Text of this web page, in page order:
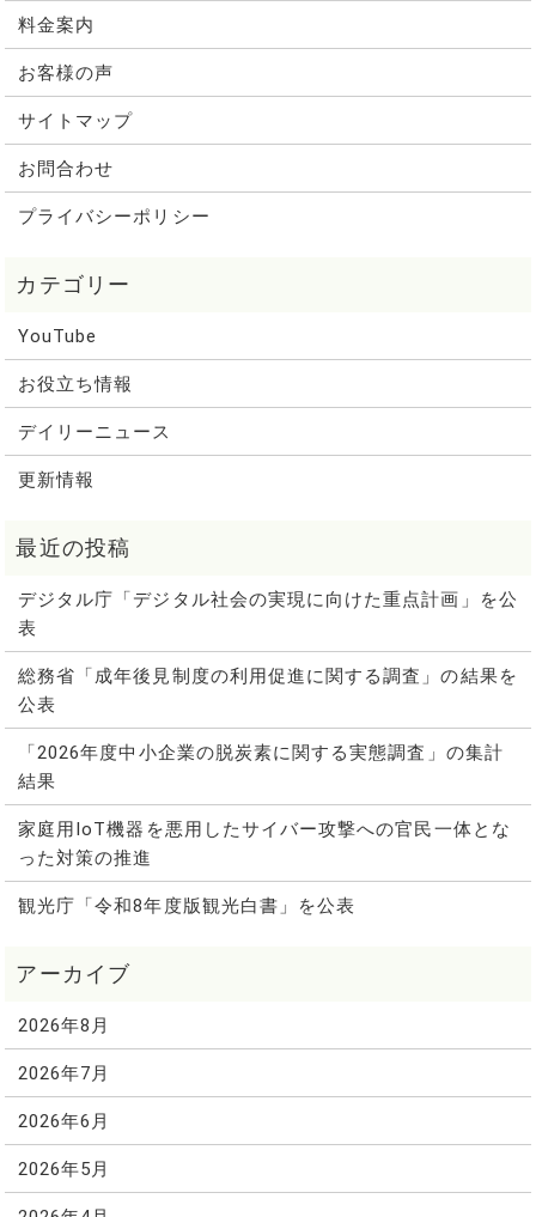
料金案内
お客様の声
サイトマップ
お問合わせ
プライバシーポリシー
YouTube
お役立ち情報
デイリーニュース
更新情報
デジタル庁「デジタル社会の実現に向けた重点計画」を公
表
総務省「成年後見制度の利用促進に関する調査」の結果を
公表
「2026年度中小企業の脱炭素に関する実態調査」の集計
結果
家庭用IoT機器を悪用したサイバー攻撃への官民一体とな
った対策の推進
観光庁「令和8年度版観光白書」を公表
2026年8月
2026年7月
2026年6月
2026年5月